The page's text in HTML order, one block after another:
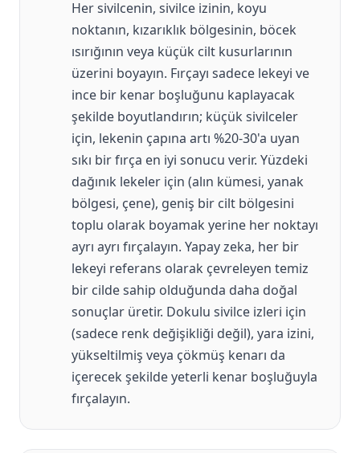
Her sivilcenin, sivilce izinin, koyu
noktanın, kızarıklık bölgesinin, böcek
ısırığının veya küçük cilt kusurlarının
üzerini boyayın. Fırçayı sadece lekeyi ve
ince bir kenar boşluğunu kaplayacak
şekilde boyutlandırın; küçük sivilceler
için, lekenin çapına artı %20-30'a uyan
sıkı bir fırça en iyi sonucu verir. Yüzdeki
dağınık lekeler için (alın kümesi, yanak
bölgesi, çene), geniş bir cilt bölgesini
toplu olarak boyamak yerine her noktayı
ayrı ayrı fırçalayın. Yapay zeka, her bir
lekeyi referans olarak çevreleyen temiz
bir cilde sahip olduğunda daha doğal
sonuçlar üretir. Dokulu sivilce izleri için
(sadece renk değişikliği değil), yara izini,
yükseltilmiş veya çökmüş kenarı da
içerecek şekilde yeterli kenar boşluğuyla
fırçalayın.